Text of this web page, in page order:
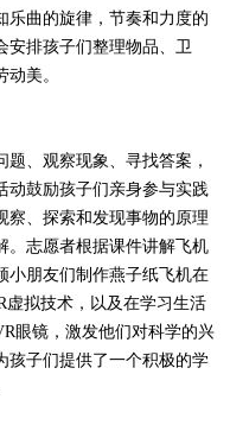
乐曲的旋律，节奏和力度的
安排孩子们整理物品、卫
美。
、观察现象、寻找答案，
动鼓励孩子们亲身参与实践
察、探索和发现事物的原理
。志愿者根据课件讲解飞机
小朋友们制作燕子纸飞机在
虚拟技术，以及在学习生活
眼镜，激发他们对科学的兴
孩子们提供了一个积极的学